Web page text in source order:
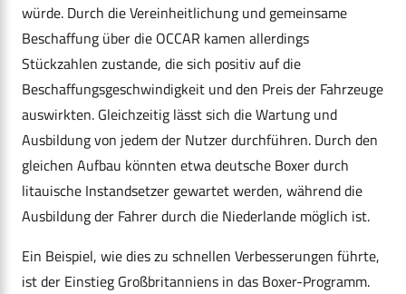
würde. Durch die Vereinheitlichung und gemeinsame
Beschaffung über die OCCAR kamen allerdings
Stückzahlen zustande, die sich positiv auf die
Beschaffungsgeschwindigkeit und den Preis der Fahrzeuge
auswirkten. Gleichzeitig lässt sich die Wartung und
Ausbildung von jedem der Nutzer durchführen. Durch den
gleichen Aufbau könnten etwa deutsche Boxer durch
litauische Instandsetzer gewartet werden, während die
Ausbildung der Fahrer durch die Niederlande möglich ist.
Ein Beispiel, wie dies zu schnellen Verbesserungen führte,
ist der Einstieg Großbritanniens in das Boxer-Programm.